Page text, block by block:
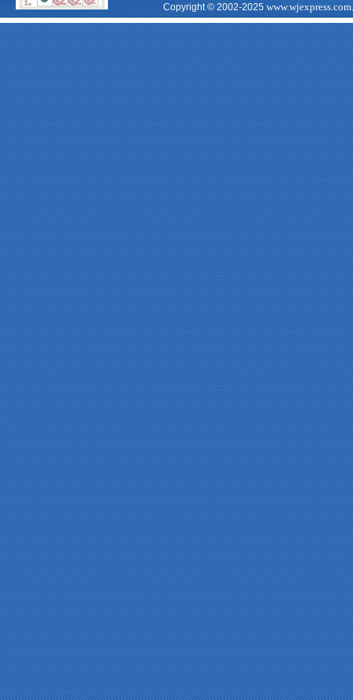
Copyright © 2002-2025 www.wjexpress.com